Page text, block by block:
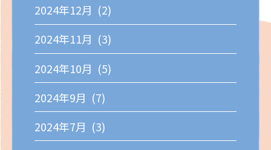
2024年12月 (2)
2024年11月 (3)
2024年10月 (5)
2024年9月 (7)
2024年7月 (3)